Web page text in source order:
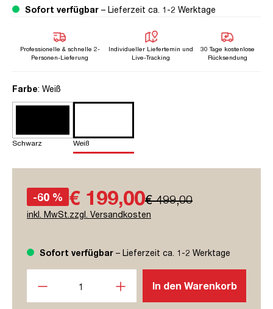
Sofort verfügbar – Lieferzeit ca. 1-2 Werktage
Professionelle & schnelle 2-
Personen-Lieferung
Individueller Liefertemin und
Live-Tracking
30 Tage kostenlose
Rücksendung
Farbeauswählen
: Weiß
Schwarz Weiß
-60 % € 199,00€ 499,00
inkl. MwSt.zzgl. Versandkosten
Sofort verfügbar – Lieferzeit ca. 1-2 Werktage
In den Warenkorb